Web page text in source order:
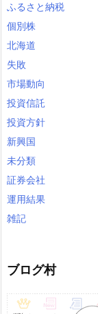
ふるさと納税
個別株
北海道
失敗
市場動向
投資信託
投資方針
新興国
未分類
証券会社
運用結果
雑記
ブログ村